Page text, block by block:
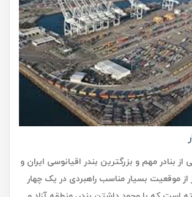
از بنادر مهم و بزرگترین بندر اقیانوسی ایران و
از موقعیت بسیار مناسب راهبردی در یک چهار